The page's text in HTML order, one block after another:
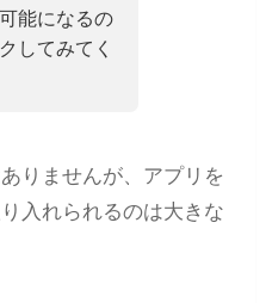
能になるの
してみてく
りませんが、アプリを
入れられるのは大きな